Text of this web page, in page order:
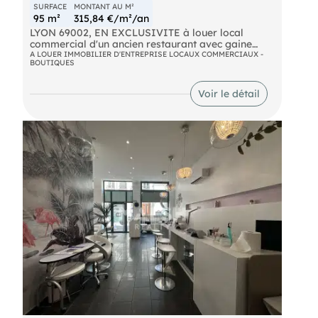
SURFACE
95 m²
MONTANT AU M²
315,84 €/m²/an
LYON 69002, EN EXCLUSIVITE à louer local
commercial d'un ancien restaurant avec gaine
d'extraction ( entretien à jour ), affaire d'angle
située en plein centre-ville, dans un secteur à forte
visibilité, proche faculté. Plus d'informations sur
demande. Dossier complet disponible après
premier échange. Local disponible fin octobre.
A LOUER IMMOBILIER D'ENTREPRISE LOCAUX COMMERCIAUX -
BOUTIQUES
Voir le détail